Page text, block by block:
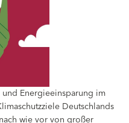
Energieeinsparung im
Deutschlands
wie vor von großer